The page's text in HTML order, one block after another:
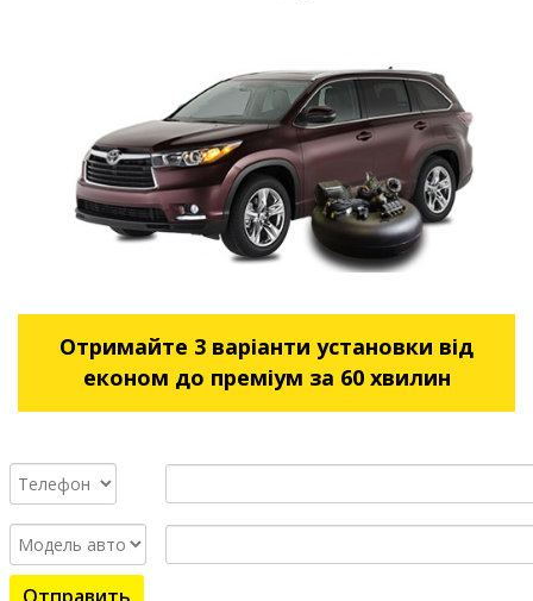
Отримайте 3 варіанти установки від
економ до преміум за 60 хвилин